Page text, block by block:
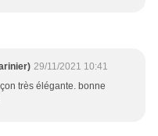
29/11/2021 10:41
très élégante. bonne